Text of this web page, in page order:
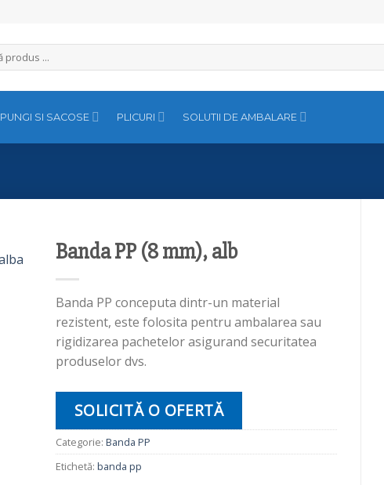
PUNGI SI SACOSE PLICURI SOLUTII DE AMBALARE
Banda PP (8 mm), alb
Banda PP conceputa dintr-un material
rezistent, este folosita pentru ambalarea sau
rigidizarea pachetelor asigurand securitatea
produselor dvs.
SOLICITĂ O OFERTĂ
Categorie: Banda PP
Etichetă: banda pp